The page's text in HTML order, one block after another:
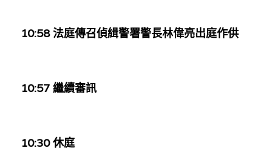
10:58 法庭傳召偵緝警署警長林偉亮出庭作供
10:57 繼續審訊
10:30 休庭